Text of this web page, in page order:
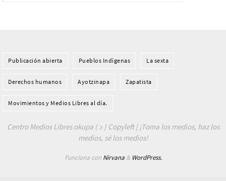
Publicación abierta Pueblos Indí­genas La sexta
Derechos humanos Ayotzinapa Zapatista
Movimientos y Medios Libres al día.
Centro Medios Libres okupa ( ɔ ) Copyleft | ¡Toma los medios, haz los
medios, sé los medios!
Funciona con Nirvana& WordPress.